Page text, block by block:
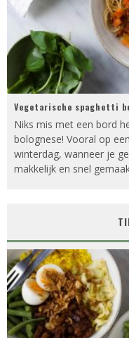
Vegetarische spaghetti
Niks mis met een bord
bolognese! Vooral op
winterdag, wanneer je
makkelijk en snel